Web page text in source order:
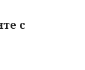
с